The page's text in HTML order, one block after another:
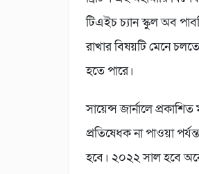
টিএইচ চ্যান স্কুল অব
রাখার বিষয়টি মেনে
হতে পারে।
সায়েন্স জার্নালে
প্রতিষেধক না পাওয়া
হবে। ২০২২ সাল হবে